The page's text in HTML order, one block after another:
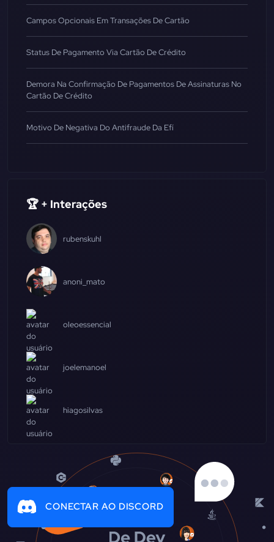
Campos Opcionais Em Transações De Cartão
Status De Pagamento Via Cartão De Crédito
Demora Na Confirmação De Pagamentos De Assinaturas No
Cartão De Crédito
Motivo De Negativa Do Antifraude Da Efí
🏆 + Interações
rubenskuhl
anoni_mato
oleoessencial
joelemanoel
hiagosilvas
CONECTAR AO DISCORD